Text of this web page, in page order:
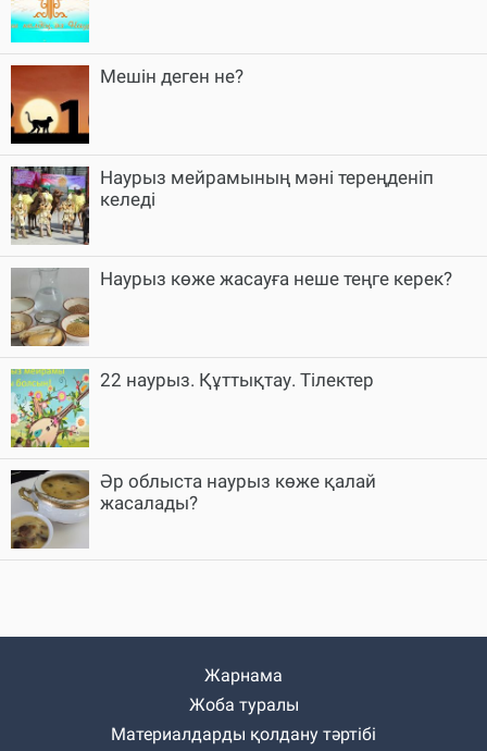
Мешін деген не?
Наурыз мейрамының мәні тереңденіп
келеді
Наурыз көже жасауға неше теңге керек?
22 наурыз. Құттықтау. Тілектер
Әр облыста наурыз көже қалай
жасалады?
Жарнама
Жоба туралы
Материалдарды қолдану тәртібі